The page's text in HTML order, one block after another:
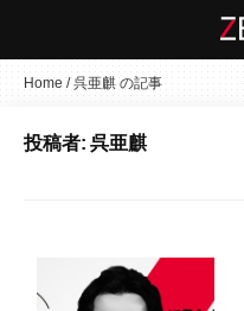
コ
Home /呉亜麒 の記事
投稿者:呉亜麒